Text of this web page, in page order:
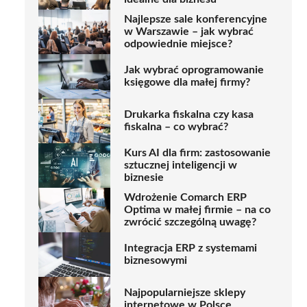
Najlepsze sale konferencyjne
w Warszawie – jak wybrać
odpowiednie miejsce?
Jak wybrać oprogramowanie
księgowe dla małej firmy?
Drukarka fiskalna czy kasa
fiskalna – co wybrać?
Kurs AI dla firm: zastosowanie
sztucznej inteligencji w
biznesie
Wdrożenie Comarch ERP
Optima w małej firmie – na co
zwrócić szczególną uwagę?
Integracja ERP z systemami
biznesowymi
Najpopularniejsze sklepy